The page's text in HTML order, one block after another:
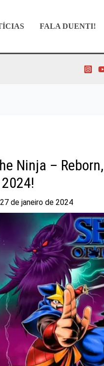
FALA DUENTI!
Ninja –
27 de janeiro de 2024